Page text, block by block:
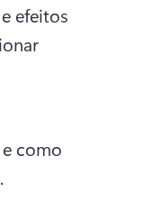
efeitos
como
.